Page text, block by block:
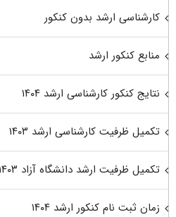
کارشناسی ارشد بدون کنکور
منابع کنکور ارشد
نتایج کنکور کارشناسی ارشد ۱۴۰۴
تکمیل ظرفیت کارشناسی ارشد ۱۴۰۳
تکمیل ظرفیت ارشد دانشگاه آزاد ۱۴۰۳
زمان ثبت نام کنکور ارشد ۱۴۰۴